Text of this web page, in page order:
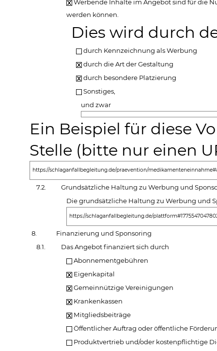
Werbende Inhalte im Angebot sind für die
werden können.
Dies wird durch
durch Kennzeichnung als Werbung
durch die Art der Gestaltung
durch besondere Platzierung
Sonstiges,
und zwar
Ein Beispiel für diese
Stelle (bitte nur einen
https://schlaganfallbegleitung.de/praevention/
7.2.
Grundsätzliche Haltung zu Werbung und
Die grundsätzliche Haltung zu Werbung und
https://schlaganfallbegleitung.de/
8.
Finanzierung und Sponsoring
8.1.
Das Angebot finanziert sich durch
Abonnementgebühren
Eigenkapital
Gemeinnützige Vereinigungen
Krankenkassen
Mitgliedsbeiträge
Öffentlicher Auftrag oder öffentliche
Produktvertrieb und/oder kostenpflichtige